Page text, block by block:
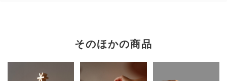
そのほかの商品